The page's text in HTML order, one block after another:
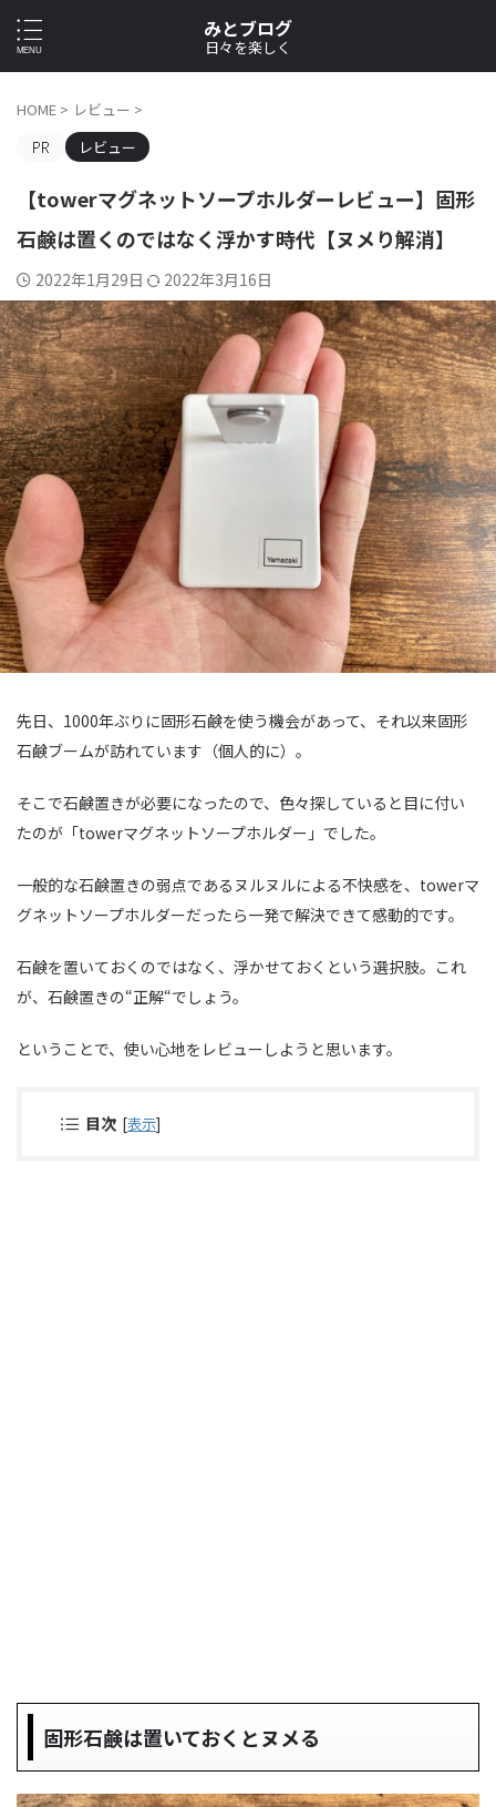
みとブログ
日々を楽しく
HOME > レビュー >
レビュー
【towerマグネットソープホルダーレビュー】固形
石鹸は置くのではなく浮かす時代【ヌメり解消】
2022年1月29日 2022年3月16日
先日、1000年ぶりに固形石鹸を使う機会があって、それ以来固形
石鹸ブームが訪れています（個人的に）。
そこで石鹸置きが必要になったので、色々探していると目に付い
たのが「towerマグネットソープホルダー」でした。
一般的な石鹸置きの弱点であるヌルヌルによる不快感を、towerマ
グネットソープホルダーだったら一発で解決できて感動的です。
石鹸を置いておくのではなく、浮かせておくという選択肢。これ
が、石鹸置きの“正解“でしょう。
ということで、使い心地をレビューしようと思います。
目次 [表示]
固形石鹸は置いておくとヌメる